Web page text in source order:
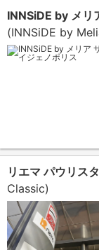
INNSiDE by メリ
(INNSiDE by
リエマ パウリス
Classic)